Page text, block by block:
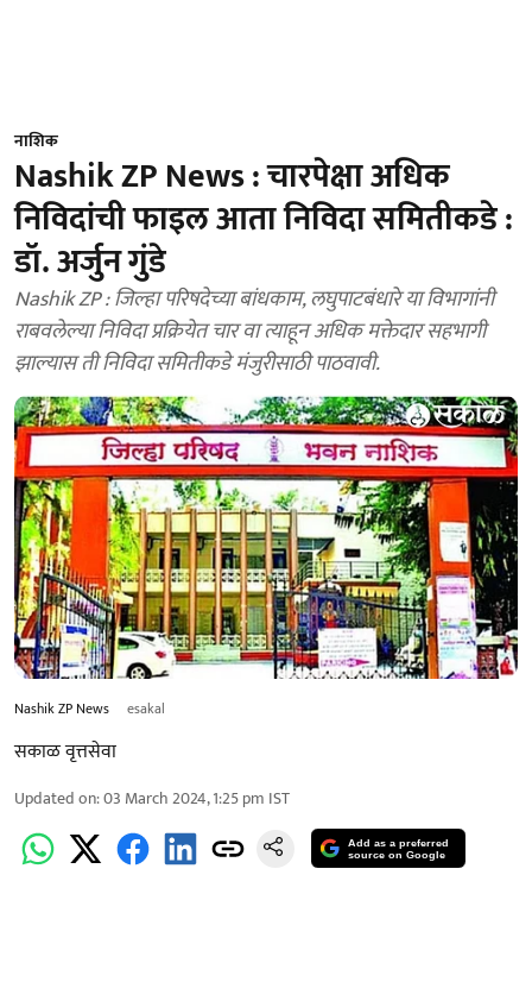
नाशिक
Nashik ZP News : चारपेक्षा अधिक
निविदांची फाइल आता निविदा समितीकडे :
डॉ. अर्जुन गुंडे
Nashik ZP : जिल्हा परिषदेच्या बांधकाम, लघुपाटबंधारे या विभागांनी
राबवलेल्या निविदा प्रक्रियेत चार वा त्याहून अधिक मक्तेदार सहभागी
झाल्यास ती निविदा समितीकडे मंजुरीसाठी पाठवावी.
Nashik ZP News esakal
सकाळ वृत्तसेवा
Updated on:03 March 2024, 1:25 pm IST
Add as a preferred
source on Google